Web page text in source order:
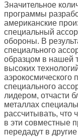
Значительное
программы
американские
специальный
обороны. В
специального
образцом в нашей
высоких
аэрокосмического
специального
лидером, отчасти
металлах
рассчитывать, что
в эти совместные
передадут в